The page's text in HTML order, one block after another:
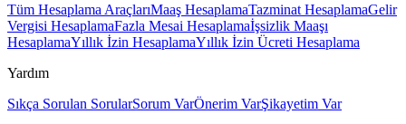
Tüm Hesaplama AraçlarıMaaş HesaplamaTazminat HesaplamaGelir
Vergisi HesaplamaFazla Mesai Hesaplamaİşsizlik Maaşı
HesaplamaYıllık İzin HesaplamaYıllık İzin Ücreti Hesaplama
Yardım
Sıkça Sorulan SorularSorum VarÖnerim VarŞikayetim Var